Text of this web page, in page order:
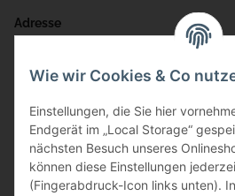
Adresse
Gewerbering 17
84072 Au i.d. Hallertau
info@bauer-tore.de
Wie wir Cookies & Co
Einstellungen, die Sie hier
Endgerät im „Local Storage“
nächsten Besuch unseres
können diese Einstellungen
(Fingerabdruck-Icon links unten).